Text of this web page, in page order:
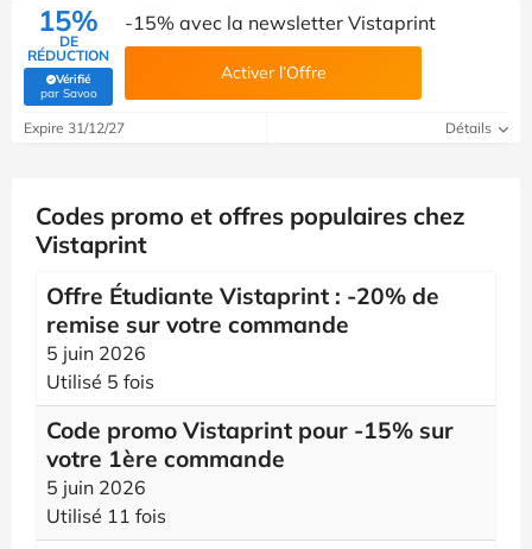
15%
DE
RÉDUCTION
Vérifié
par Savoo(Vérifié par Savoo)
-15% avec la newsletter Vistaprint
Activer l’Offre
Expire 31/12/27 Détails
Codes promo et offres populaires chez
Vistaprint
Offre Étudiante Vistaprint : -20% de
remise sur votre commande
5 juin 2026
Utilisé 5 fois
Code promo Vistaprint pour -15% sur
votre 1ère commande
5 juin 2026
Utilisé 11 fois